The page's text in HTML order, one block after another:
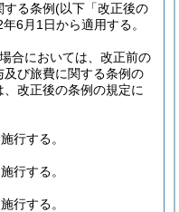
る条例(以下「改正後の
6月1日から適用する。
合においては、改正前の
び旅費に関する条例の
改正後の条例の規定に
行する。
行する。
行する。